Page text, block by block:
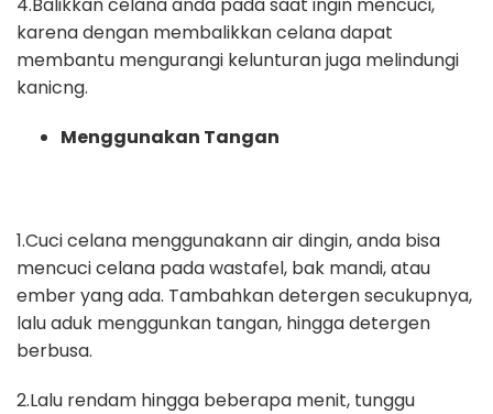
karena dengan membalikkan celana dapat
membantu mengurangi kelunturan juga melindungi
kanicng.
Menggunakan Tangan
1.Cuci celana menggunakann air dingin, anda bisa
mencuci celana pada wastafel, bak mandi, atau
ember yang ada. Tambahkan detergen secukupnya,
lalu aduk menggunkan tangan, hingga detergen
berbusa.
2.Lalu rendam hingga beberapa menit, tunggu